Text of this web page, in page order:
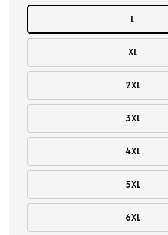
L
XL
2XL
3XL
4XL
5XL
6XL